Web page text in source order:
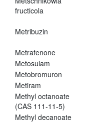
fructicola
Metribuzin
Metrafenone
Metosulam
Metobromuron
Metiram
Methyl octanoate
(CAS 111-11-5)
Methyl decanoate